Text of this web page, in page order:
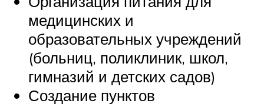
медицинских и
образовательных учреждений
(больниц, поликлиник, школ,
гимназий и детских садов)
Создание пунктов